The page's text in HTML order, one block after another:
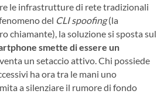
le infrastrutture di rete tradizionali
del CLI spoofing(la
chiamante), la soluzione si sposta sul
smette di essere un
un setaccio attivo. Chi possiede
ha ora tra le mani uno
a silenziare il rumore di fondo